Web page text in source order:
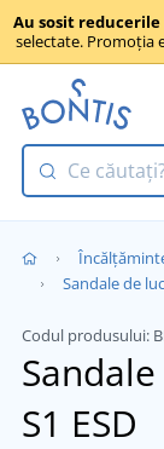
Au sosit
selectate. Promoția
Sandale de
Codul produsului:
S1 ESD